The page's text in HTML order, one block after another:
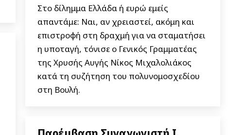
Στο δίλημμα Ελλάδα ή ευρώ εμείς
απαντάμε: Ναι, αν χρειαστεί, ακόμη και
επιστροφή στη δραχμή για να σταματήσει
η υποταγή, τόνισε ο Γενικός Γραμματέας
της Χρυσής Αυγής Νίκος Μιχαλολιάκος
κατά τη συζήτηση του πολυνομοσχεδίου
στη Βουλή.